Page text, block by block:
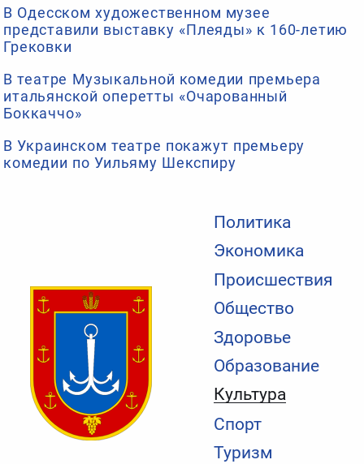
Политика
Экономика
Происшествия
Общество
Здоровье
Образование
Культура
Спорт
Туризм
В Одесском художественном музее
представили выставку «Плеяды» к 160-летию
Грековки
В театре Музыкальной комедии премьера
итальянской оперетты «Очарованный
Боккаччо»
В Украинском театре покажут премьеру
комедии по Уильяму Шекспиру